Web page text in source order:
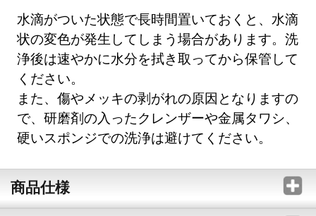
水滴がついた状態で長時間置いておくと、水滴
状の変色が発生してしまう場合があります。洗
浄後は速やかに水分を拭き取ってから保管して
ください。
また、傷やメッキの剥がれの原因となりますの
で、研磨剤の入ったクレンザーや金属タワシ、
硬いスポンジでの洗浄は避けてください。
商品仕様